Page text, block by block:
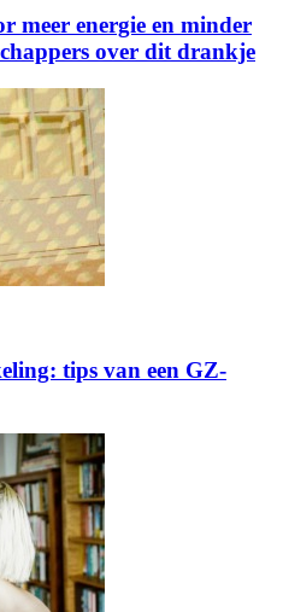
meer energie en minder
over dit drankje
tips van een GZ-